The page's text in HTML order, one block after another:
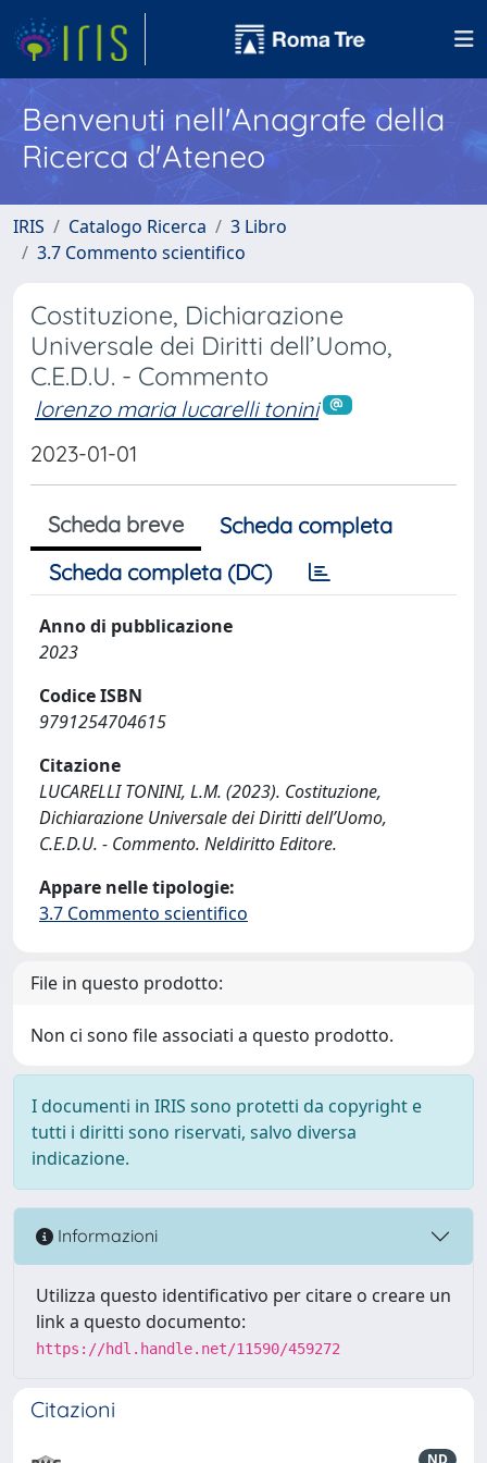
Benvenuti nell'Anagrafe della
Ricerca d'Ateneo
IRIS Catalogo Ricerca
3 Libro
3.7 Commento scientifico
Costituzione, Dichiarazione
Universale dei Diritti dell’Uomo,
C.E.D.U. - Commento
lorenzo maria lucarelli tonini
2023-01-01
Scheda breve
Scheda completa
Scheda completa (DC)
Anno di pubblicazione
2023
Codice ISBN
9791254704615
Citazione
LUCARELLI TONINI, L.M. (2023). Costituzione,
Dichiarazione Universale dei Diritti dell’Uomo,
C.E.D.U. - Commento. Neldiritto Editore.
Appare nelle tipologie:
3.7 Commento scientifico
File in questo prodotto:
Non ci sono file associati a questo prodotto.
I documenti in IRIS sono protetti da copyright e
tutti i diritti sono riservati, salvo diversa
indicazione.
Informazioni
Utilizza questo identificativo per citare o creare un
link a questo documento:
https://hdl.handle.net/11590/459272
Citazioni